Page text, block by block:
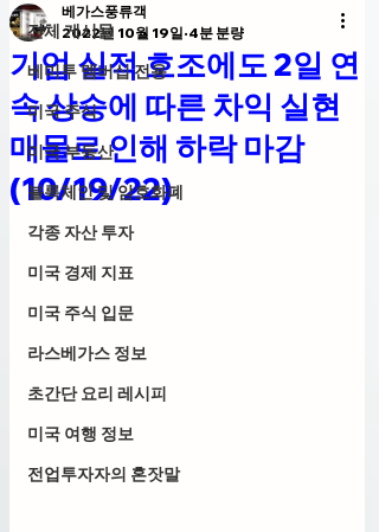
전체 게시물
베미투 멤버십 전용
미국 주식
미국 부동산
블록체인 및 암호화폐
각종 자산 투자
미국 경제 지표
미국 주식 입문
라스베가스 정보
초간단 요리 레시피
미국 여행 정보
전업투자자의 혼잣말
기업 실적 호조에도 2일 연
속 상승에 따른 차익 실현
매물로 인해 하락 마감
(10/19/22)
베가스풍류객
2022년 10월 19일 4분 분량